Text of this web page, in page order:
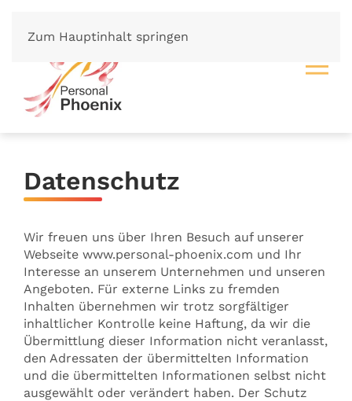
Zum Hauptinhalt springen
Datenschutz
Wir freuen uns über Ihren Besuch auf unserer
Webseite www.personal-phoenix.com und Ihr
Interesse an unserem Unternehmen und unseren
Angeboten. Für externe Links zu fremden
Inhalten übernehmen wir trotz sorgfältiger
inhaltlicher Kontrolle keine Haftung, da wir die
Übermittlung dieser Information nicht veranlasst,
den Adressaten der übermittelten Information
und die übermittelten Informationen selbst nicht
ausgewählt oder verändert haben. Der Schutz